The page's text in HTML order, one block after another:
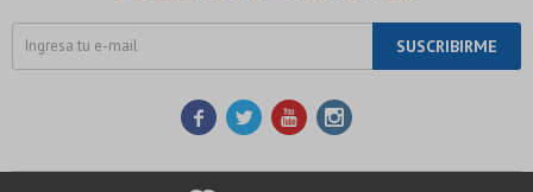
SUSCRIBIRME
   